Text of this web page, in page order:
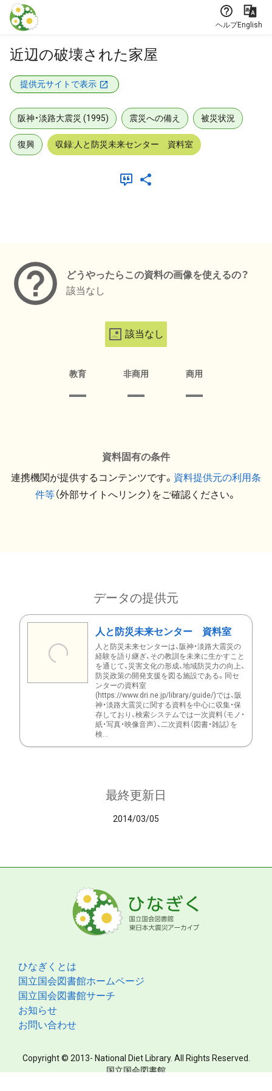
本文に飛ぶ
ヘルプEnglish
近辺の破壊された家屋
提供元サイトで表示
阪神・淡路大震災 (1995) 震災への備え 被災状況
復興 収録:人と防災未来センター 資料室
どうやったらこの資料の画像を使えるの？
該当なし
該当なし
教育 非商用 商用
資料固有の条件
連携機関が提供するコンテンツです。 資料提供元の利用条
件等（外部サイトへリンク）をご確認ください。
データの提供元
人と防災未来センター 資料室
人と防災未来センターは、阪神・淡路大震災の
経験を語り継ぎ、その教訓を未来に生かすこと
を通じて、災害文化の形成、地域防災力の向上、
防災政策の開発支援を図る施設である。同セ
ンターの資料室
(https://www.dri.ne.jp/library/guide/)では、阪
神・淡路大震災に関する資料を中心に収集・保
存しており、検索システムでは一次資料（モノ・
紙・写真・映像音声）、二次資料（図書・雑誌）を
検...
最終更新日
2014/03/05
ひなぎくとは
国立国会図書館ホームページ
国立国会図書館サーチ
お知らせ
お問い合わせ
Copyright © 2013- National Diet Library. All Rights Reserved.